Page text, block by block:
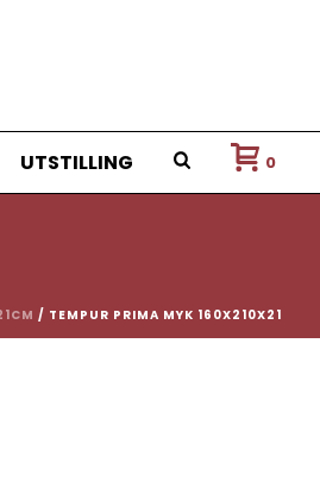
UTSTILLING 0
/ TEMPUR PRIMA MYK 160X210X21